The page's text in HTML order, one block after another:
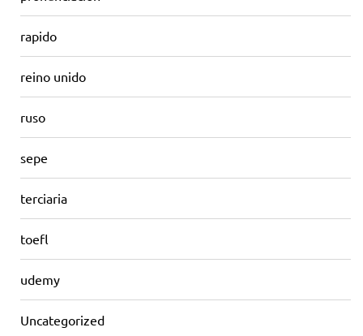
rapido
reino unido
ruso
sepe
terciaria
toefl
udemy
Uncategorized